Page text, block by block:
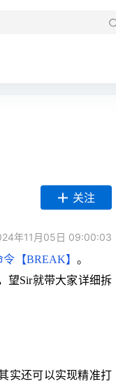
关注
年11月05日 09:00:03
令 【BREAK】 。
望Sir就带大家详细拆
实还可以实现精准打